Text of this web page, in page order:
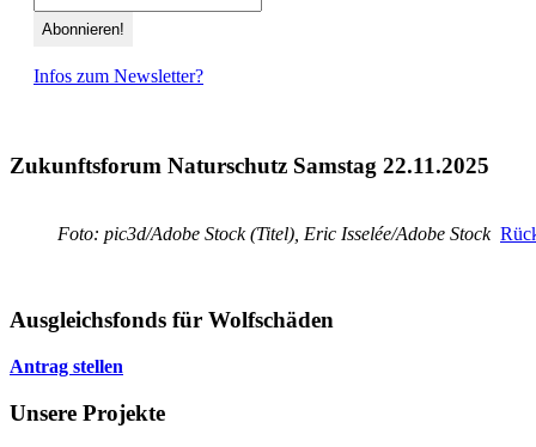
Infos zum Newsletter?
Zukunftsforum Naturschutz Samstag 22.11.2025
Foto: pic3d/Adobe Stock (Titel), Eric Isselée/Adobe Stock
Ausgleichsfonds für Wolfschäden
Antrag stellen
Unsere Projekte